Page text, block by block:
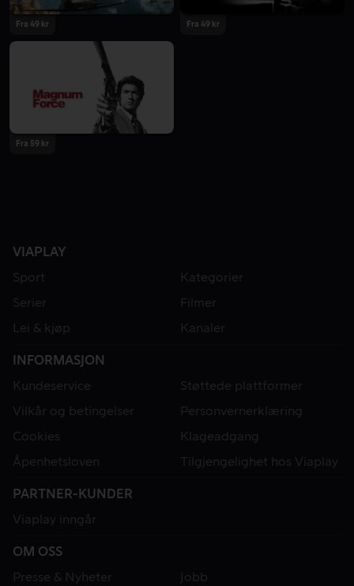
Fra 49 kr Fra 49 kr
Fra 59 kr
VIAPLAY
Sport
Kategorier
Serier
Filmer
Lei & kjøp
Kanaler
INFORMASJON
Kundeservice
Støttede plattformer
Vilkår og betingelser
Personvernerklæring
Cookies
Klageadgang
Åpenhetsloven
Tilgjengelighet hos Viaplay
PARTNER-KUNDER
Viaplay inngår
OM OSS
Presse & Nyheter
Jobb